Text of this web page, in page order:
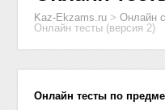
Kaz-Ekzams.ru >Онлайн
Онлайн тесты (версия 2)
Онлайн тесты по